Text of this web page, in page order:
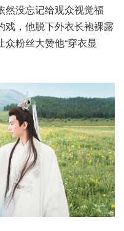
然没忘记给观众视觉福
戏，他脱下外衣长袍裸露
粉丝大赞他“穿衣显